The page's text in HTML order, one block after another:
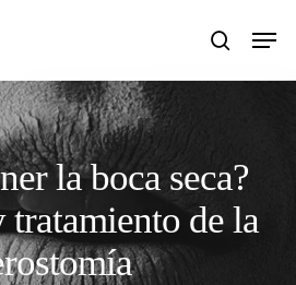
search
Menu
la boca seca?
tratamiento de la